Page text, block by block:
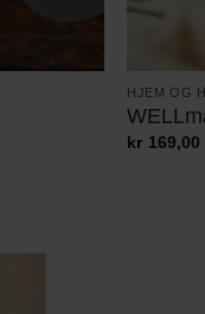
HJEM OG
kr 169,00